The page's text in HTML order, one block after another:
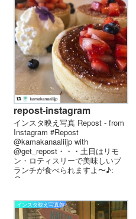
repost-instagram
インスタ映え写真 Repost - from
Instagram #Repost
@kamakanaaliijp with
@get_repost・・・土日はリモ
ン・ロティスリーで美味しいブ
ランチが食べられますよ〜♪:
@meyo...
インスタ映え写真館